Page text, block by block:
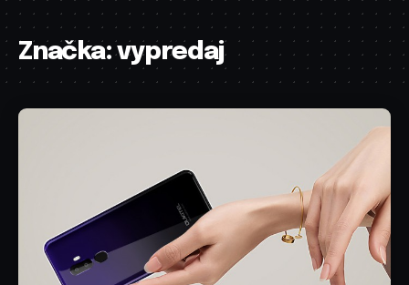
Značka:vypredaj